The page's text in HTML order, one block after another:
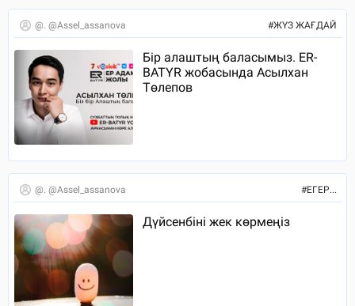
@. @assel_assanova #ЖҮЗ ЖАҒДАЙ
Бір алаштың баласымыз. ER-
BATYR жобасында Асылхан
Төлепов
@. @assel_assanova #ЕГЕР...
Дүйсенбіні жек көрмеңіз